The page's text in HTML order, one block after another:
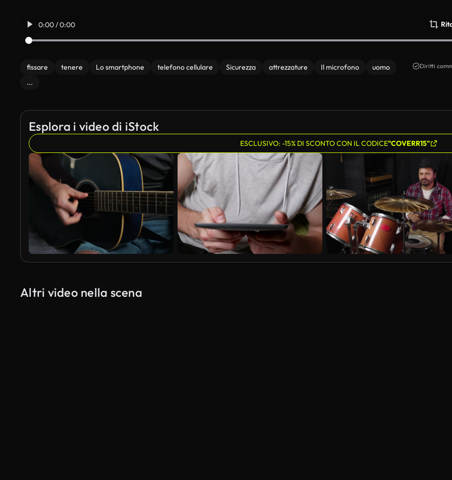
0:00 / 0:00
fissare tenere Lo smartphone telefono cellulare Sicurezza attrezzature Il microfono
uomo
...
Diritti
Esplora i video di iStock
ESCLUSIVO: -15% DI SCONTO CON IL CODICE"COVERR15"
Altri video nella scena